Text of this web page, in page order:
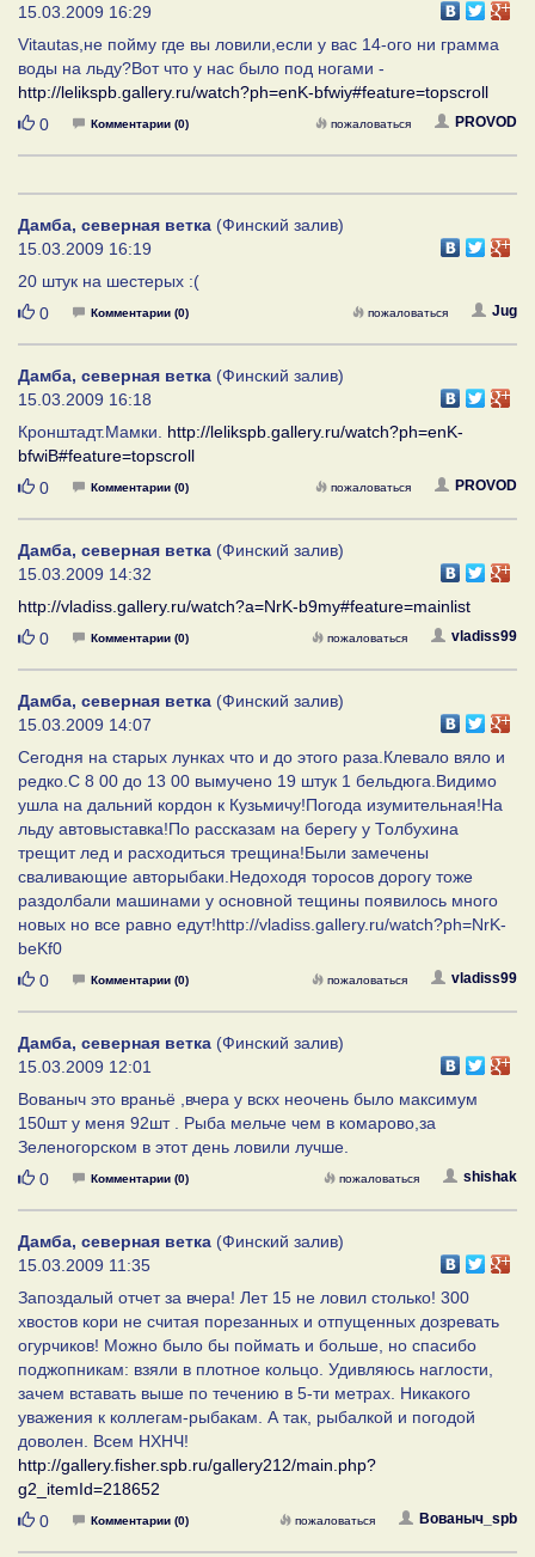
15.03.2009 16:29
Vitautas,не пойму где вы ловили,если у вас 14-ого ни грамма
воды на льду?Вот что у нас было под ногами -
http://lelikspb.gallery.ru/watch?ph=enK-bfwiy#feature=topscroll
Нравится
0 Комментарии (0) PROVOD
пожаловаться
Дамба, северная ветка (Финский залив)
15.03.2009 16:19
20 штук на шестерых :(
Нравится
0 Комментарии (0) Jug
пожаловаться
Дамба, северная ветка (Финский залив)
15.03.2009 16:18
Кронштадт.Мамки. http://lelikspb.gallery.ru/watch?ph=enK-
bfwiB#feature=topscroll
Нравится
0 Комментарии (0) PROVOD
пожаловаться
Дамба, северная ветка (Финский залив)
15.03.2009 14:32
http://vladiss.gallery.ru/watch?a=NrK-b9my#feature=mainlist
Нравится
0 Комментарии (0) vladiss99
пожаловаться
Дамба, северная ветка (Финский залив)
15.03.2009 14:07
Сегодня на старых лунках что и до этого раза.Клевало вяло и
редко.С 8 00 до 13 00 вымучено 19 штук 1 бельдюга.Видимо
ушла на дальний кордон к Кузьмичу!Погода изумительная!На
льду автовыставка!По рассказам на берегу у Толбухина
трещит лед и расходиться трещина!Были замечены
сваливающие авторыбаки.Недоходя торосов дорогу тоже
раздолбали машинами у основной тещины появилось много
новых но все равно едут!http://vladiss.gallery.ru/watch?ph=NrK-
beKf0
Нравится
0 Комментарии (0) vladiss99
пожаловаться
Дамба, северная ветка (Финский залив)
15.03.2009 12:01
Вованыч это враньё ,вчера у вскх неочень было максимум
150шт у меня 92шт . Рыба мельче чем в комарово,за
Зеленогорском в этот день ловили лучше.
Нравится
0 Комментарии (0) shishak
пожаловаться
Дамба, северная ветка (Финский залив)
15.03.2009 11:35
Запоздалый отчет за вчера! Лет 15 не ловил столько! 300
хвостов кори не считая порезанных и отпущенных дозревать
огурчиков! Можно было бы поймать и больше, но спасибо
поджопникам: взяли в плотное кольцо. Удивляюсь наглости,
зачем вставать выше по течению в 5-ти метрах. Никакого
уважения к коллегам-рыбакам. А так, рыбалкой и погодой
доволен. Всем НХНЧ!
http://gallery.fisher.spb.ru/gallery212/main.php?
g2_itemId=218652
Нравится
0 Комментарии (0) Вованыч_spb
пожаловаться